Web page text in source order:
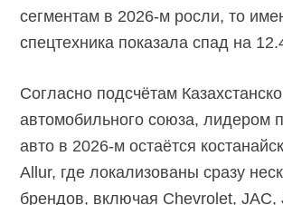
сегментам в 2026-м росли, то
спецтехника показала спад на
Согласно подсчётам
автомобильного союза, лидером
авто в 2026-м остаётся
Allur, где локализованы сразу
брендов, включая Chevrolet, JAC,